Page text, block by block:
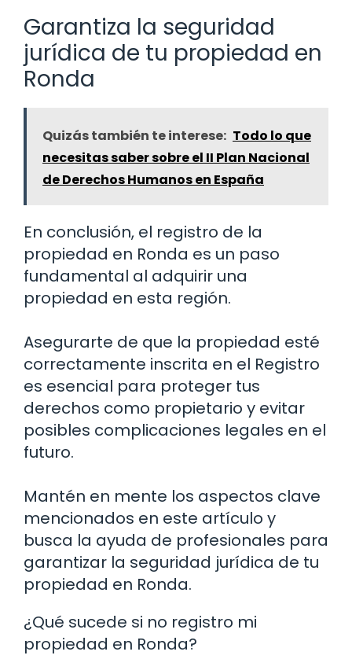
Garantiza la seguridad
jurídica de tu propiedad en
Ronda
Quizás también te interese: Todo lo que
necesitas saber sobre el II Plan Nacional
de Derechos Humanos en España
En conclusión, el registro de la
propiedad en Ronda es un paso
fundamental al adquirir una
propiedad en esta región.
Asegurarte de que la propiedad esté
correctamente inscrita en el Registro
es esencial para proteger tus
derechos como propietario y evitar
posibles complicaciones legales en el
futuro.
Mantén en mente los aspectos clave
mencionados en este artículo y
busca la ayuda de profesionales para
garantizar la seguridad jurídica de tu
propiedad en Ronda.
¿Qué sucede si no registro mi
propiedad en Ronda?